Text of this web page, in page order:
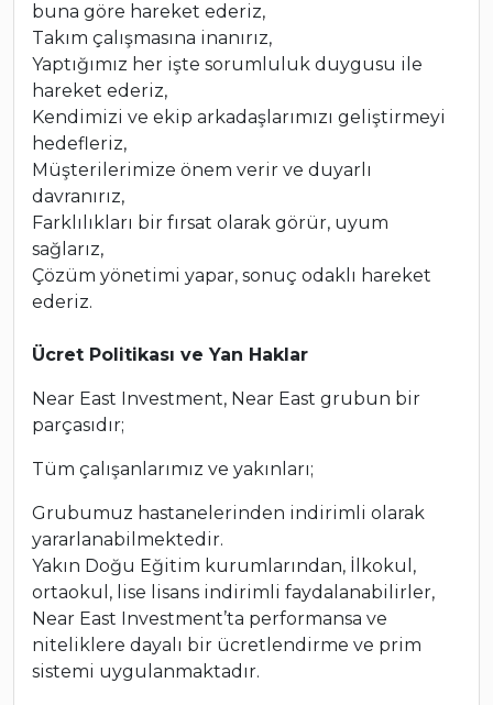
buna göre hareket ederiz,
Takım çalışmasına inanırız,
Yaptığımız her işte sorumluluk duygusu ile
hareket ederiz,
Kendimizi ve ekip arkadaşlarımızı geliştirmeyi
hedefleriz,
Müşterilerimize önem verir ve duyarlı
davranırız,
Farklılıkları bir fırsat olarak görür, uyum
sağlarız,
Çözüm yönetimi yapar, sonuç odaklı hareket
ederiz.
Ücret Politikası ve Yan Haklar
Near East Investment, Near East grubun bir
parçasıdır;
Tüm çalışanlarımız ve yakınları;
Grubumuz hastanelerinden indirimli olarak
yararlanabilmektedir.
Yakın Doğu Eğitim kurumlarından, İlkokul,
ortaokul, lise lisans indirimli faydalanabilirler,
Near East Investment’ta performansa ve
niteliklere dayalı bir ücretlendirme ve prim
sistemi uygulanmaktadır.